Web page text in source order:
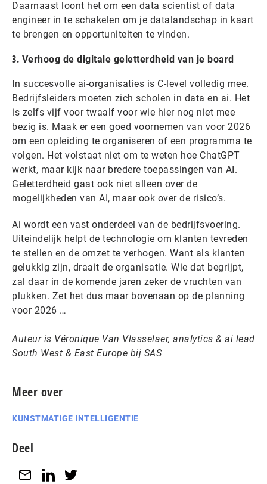
Daarnaast loont het om een data scientist of data
engineer in te schakelen om je datalandschap in kaart
te brengen en opportuniteiten te vinden.
3. Verhoog de digitale geletterdheid van je board
In succesvolle ai-organisaties is C-level volledig mee.
Bedrijfsleiders moeten zich scholen in data en ai. Het
is zelfs vijf voor twaalf voor wie hier nog niet mee
bezig is. Maak er een goed voornemen van voor 2026
om een opleiding te organiseren of een programma te
volgen. Het volstaat niet om te weten hoe ChatGPT
werkt, maar kijk naar bredere toepassingen van AI.
Geletterdheid gaat ook niet alleen over de
mogelijkheden van AI, maar ook over de risico’s.
Ai wordt een vast onderdeel van de bedrijfsvoering.
Uiteindelijk helpt de technologie om klanten tevreden
te stellen en de omzet te verhogen. Want als klanten
gelukkig zijn, draait de organisatie. Wie dat begrijpt,
zal daar in de komende jaren zeker de vruchten van
plukken. Zet het dus maar bovenaan op de planning
voor 2026 …
Auteur is Véronique Van Vlasselaer, analytics & ai lead
South West & East Europe bij SAS
Meer over
KUNSTMATIGE INTELLIGENTIE
Deel